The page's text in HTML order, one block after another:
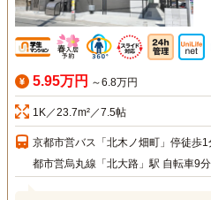
5.95万円 ～6.8万円
1K／23.7m²／7.5帖
京都市営バス「北木ノ畑町」停徒歩
都市営烏丸線「北大路」駅 自転車9